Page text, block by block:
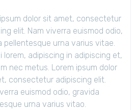
dolor sit amet, consectetur
elit. Nam viverra euismod odio,
pellentesque urna varius vitae.
lorem, adipiscing in adipiscing et,
nec metus. Lorem ipsum dolor
consectetur adipiscing elit.
euismod odio, gravida
urna varius vitao.